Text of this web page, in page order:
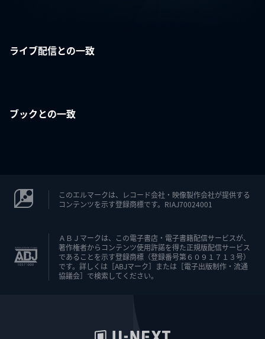
ライブ配信との一致
ブックとの一致
このエルマークは、レコード会社・映像製作会社が提供する
コンテンツを示す登録商標です。RIAJ70024001
ＡＢＪマークは、この電子書店・電子書籍配信サービスが、
著作権者からコンテンツ使用許諾を得た正規版配信サービス
であることを示す登録商標（登録番号第６０９１７１３号）
です。詳しくは［ABJマーク］または［電子出版制作・流通
協議会］で検索してください。